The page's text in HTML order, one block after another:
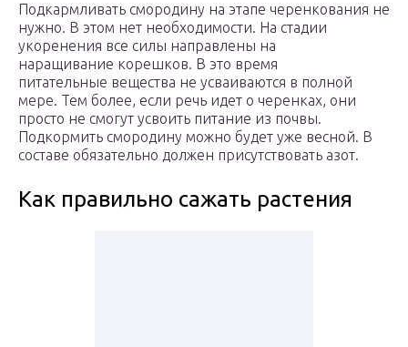
Подкармливать смородину на этапе черенкования не
нужно. В этом нет необходимости. На стадии
укоренения все силы направлены на
наращивание корешков. В это время
питательные вещества не усваиваются в полной
мере. Тем более, если речь идет о черенках, они
просто не смогут усвоить питание из почвы.
Подкормить смородину можно будет уже весной. В
составе обязательно должен присутствовать азот.
Как правильно сажать растения